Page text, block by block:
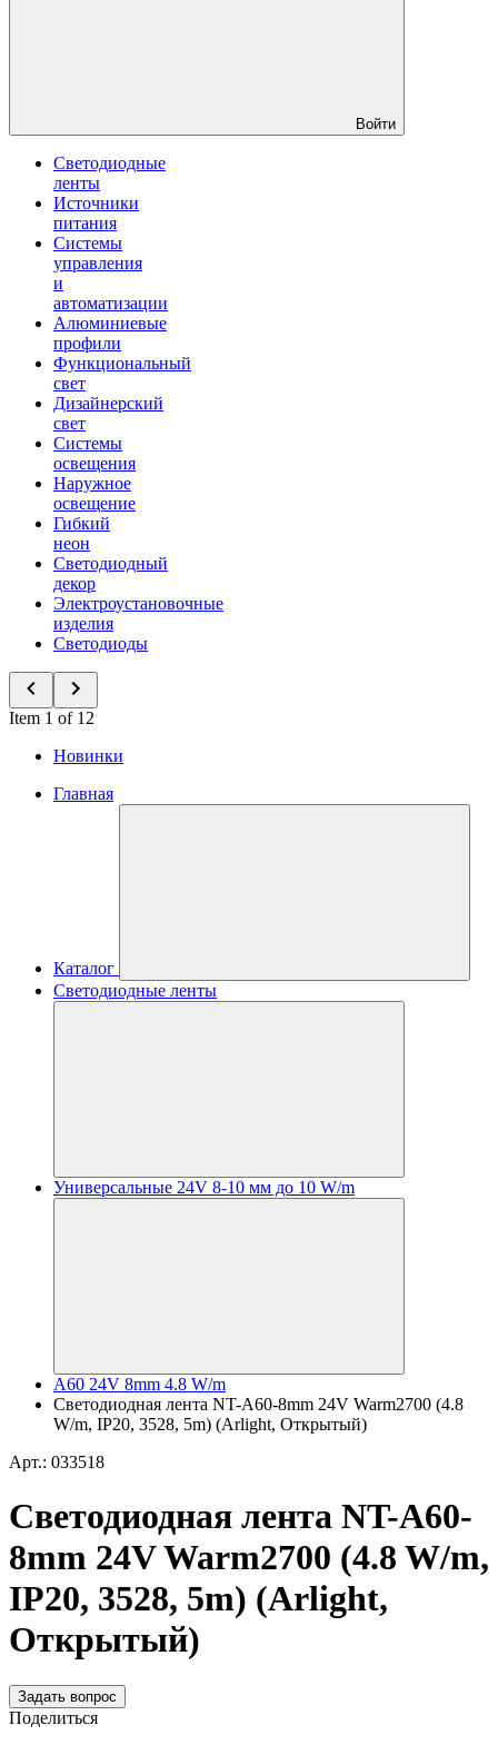
Войти
Светодиодные
ленты
Источники
питания
Системы
управления
и
автоматизации
Алюминиевые
профили
Функциональный
свет
Дизайнерский
свет
Системы
освещения
Наружное
освещение
Гибкий
неон
Светодиодный
декор
Электроустановочные
изделия
Светодиоды
Item 1 of 12
Новинки
Главная
Каталог
Светодиодные ленты
Универсальные 24V 8-10 мм до 10 W/m
A60 24V 8mm 4.8 W/m
Светодиодная лента NT-A60-8mm 24V Warm2700 (4.8
W/m, IP20, 3528, 5m) (Arlight, Открытый)
Арт.: 033518
Светодиодная лента NT-A60-
8mm 24V Warm2700 (4.8 W/m,
IP20, 3528, 5m) (Arlight,
Открытый)
Задать вопрос
Поделиться